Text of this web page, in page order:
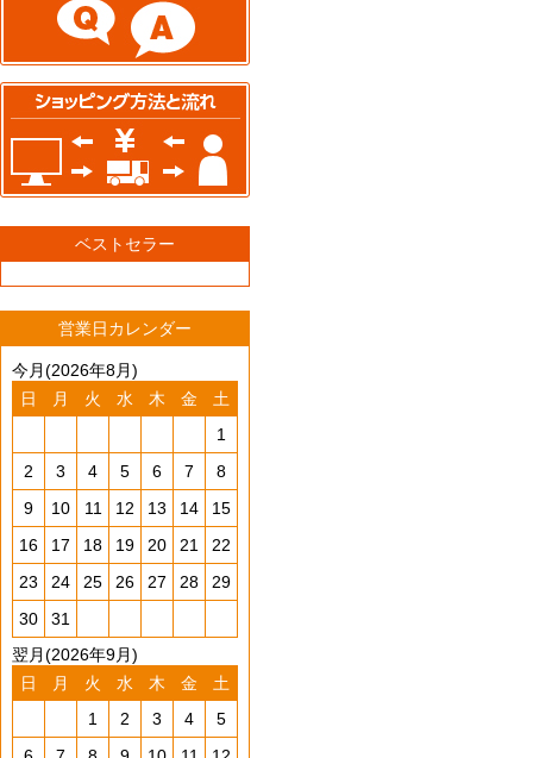
ベストセラー
営業日カレンダー
今月(2026年8月)
日
月 火 水 木 金
土
1
2
3 4 5 6 7
8
9
10 11 12 13 14
15
16
17 18 19 20 21
22
23
24 25 26 27 28
29
30
31
翌月(2026年9月)
日
月 火 水 木 金
土
1
2 3 4
5